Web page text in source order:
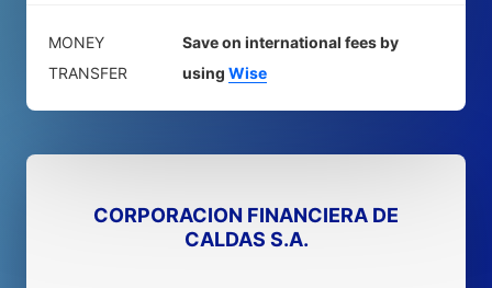
MONEY
TRANSFER
Save on international fees by
using Wise
CORPORACION FINANCIERA DE
CALDAS S.A.